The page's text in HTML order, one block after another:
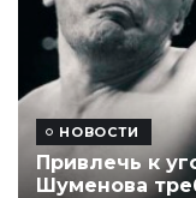
НОВОСТИ
Привлечь к
Шуменова